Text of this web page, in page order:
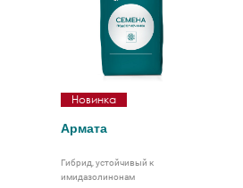
Новинка
Армата
Гибрид, устойчивый к
имидазолинонам